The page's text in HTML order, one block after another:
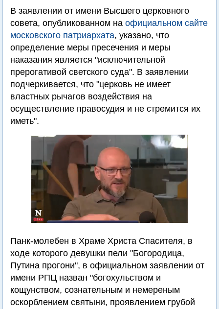
В заявлении от имени Высшего церковного
совета, опубликованном на официальном сайте
московского патриархата, указано, что
определение меры пресечения и меры
наказания является "исключительной
прерогативой светского суда". В заявлении
подчеркивается, что "церковь не имеет
властных рычагов воздействия на
осуществление правосудия и не стремится их
иметь".
Панк-молебен в Храме Христа Спасителя, в
ходе которого девушки пели "Богородица,
Путина прогони", в официальном заявлении от
имени РПЦ назван "богохульством и
кощунством, сознательным и немереным
оскорблением святыни, проявлением грубой